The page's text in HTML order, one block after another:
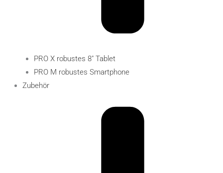
PRO X robustes 8″ Tablet
PRO M robustes Smartphone
Zubehör